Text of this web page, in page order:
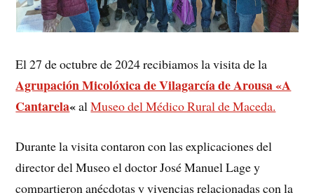
El 27 de octubre de 2024 recibiamos la visita de la
Agrupación Micolóxica de Vilagarcía de Arousa «A
Cantarela«alMuseo del Médico Rural de Maceda.
Durante la visita contaron con las explicaciones del
director del Museo el doctor José Manuel Lage y
compartieron anécdotas y vivencias relacionadas con la